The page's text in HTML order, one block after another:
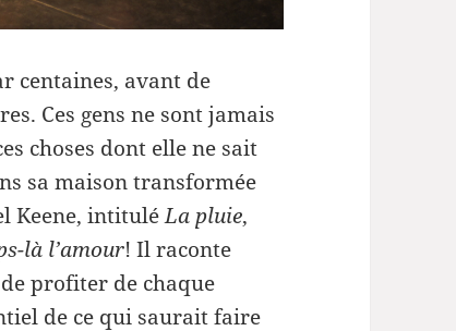
centaines, avant de
Ces gens ne sont jamais
choses dont elle ne sait
sa maison transformée
Keene, intituléLa pluie,
là l’amour! Il raconte
profiter de chaque
de ce qui saurait faire